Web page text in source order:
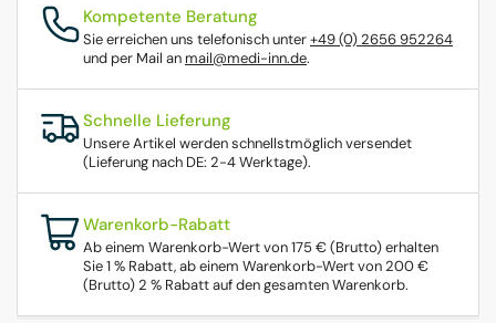
Kompetente Beratung
Sie erreichen uns telefonisch unter+49 (0) 2656 952264
und per Mail an mail@medi-inn.de.
Schnelle Lieferung
Unsere Artikel werden schnellstmöglich versendet
(Lieferung nach DE: 2-4 Werktage).
Warenkorb-Rabatt
Ab einem Warenkorb-Wert von 175 € (Brutto) erhalten
Sie 1 % Rabatt, ab einem Warenkorb-Wert von 200 €
(Brutto) 2 % Rabatt auf den gesamten Warenkorb.